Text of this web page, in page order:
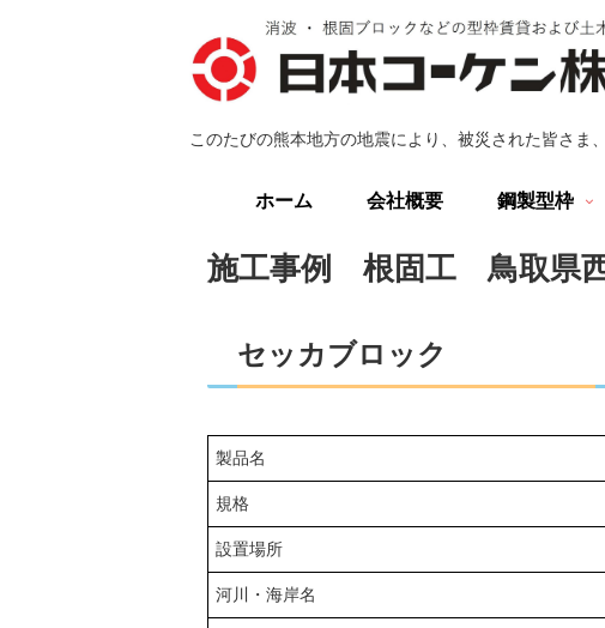
このたびの熊本地方の地震により、被災された皆さま
ホーム 会社概要 鋼製型枠
施工事例 根固工 鳥取県
セッカブロック
製品名
規格
設置場所
河川・海岸名